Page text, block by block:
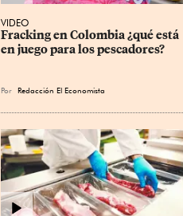
VIDEO
Fracking en Colombia ¿qué está
en juego para los pescadores?
Por Redacción El Economista